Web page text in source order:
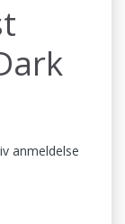
anmeldelse